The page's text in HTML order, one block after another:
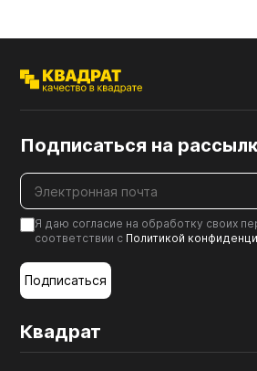
Квадрат
Подписаться на
Я даю согласие на обработку своих
соответствии с Политикой
Подписаться